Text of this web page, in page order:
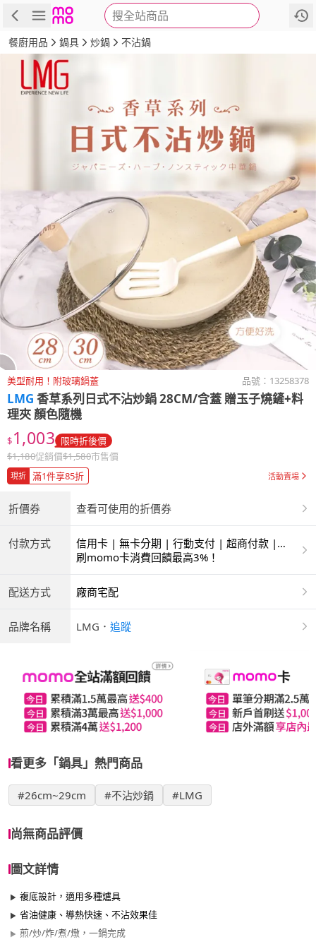
搜全站商品
商品 評價 詳情
餐廚用品 鍋具 炒鍋 不沾鍋
美型耐用！附玻璃鍋蓋 品號： 13258378
LMG 香草系列日式不沾炒鍋 28CM/含蓋 贈玉子燒鏟+料
理夾 顏色隨機
$1,003 限時折後價
$1,180促銷價$1,580市售價
現折 滿1件享85折 活動賣場
折價券 查看可使用的折價券
付款方式
信用卡 | 無卡分期 | 行動支付 | 超商付款 |
ATM | 銀聯卡 | 銀行帳戶付款
刷momo卡消費回饋最高3%！
配送方式 廠商宅配
品牌名稱 LMG ． 追蹤
看更多「鍋具」熱門商品
#26cm~29cm #不沾炒鍋 #LMG
尚無商品評價
圖文詳情
複底設計，適用多種爐具
省油健康、導熱快速、不沾效果佳
煎/炒/炸/煮/燉，一鍋完成